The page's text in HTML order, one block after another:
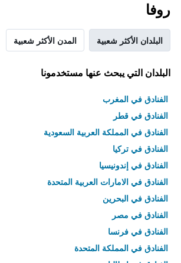
روفا
البلدان الأكثر شعبية المدن الأكثر شعبية
البلدان التي يبحث عنها مستخدمونا
الفنادق في المغرب
الفنادق في قطر
الفنادق في المملكة العربية السعودية
الفنادق في تركيا
الفنادق في إندونيسيا
الفنادق في الامارات العربية المتحدة
الفنادق في البحرين
الفنادق في مصر
الفنادق في فرنسا
الفنادق في المملكة المتحدة